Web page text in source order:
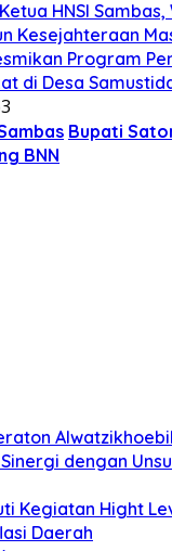
HNSI
Kesejahteraan
Program
di Desa
Bupati
BNN
dengan
Kegiatan Hight
Daerah